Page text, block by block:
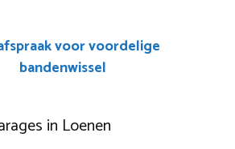
voor voordelige
bandenwissel
in Loenen